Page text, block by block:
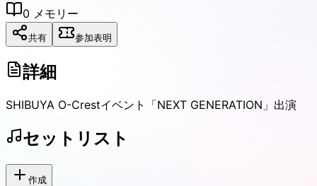
0 メモリー
共有 参加表明
詳細
SHIBUYA O-Crestイベント「NEXT GENERATION」出演
セットリスト
作成